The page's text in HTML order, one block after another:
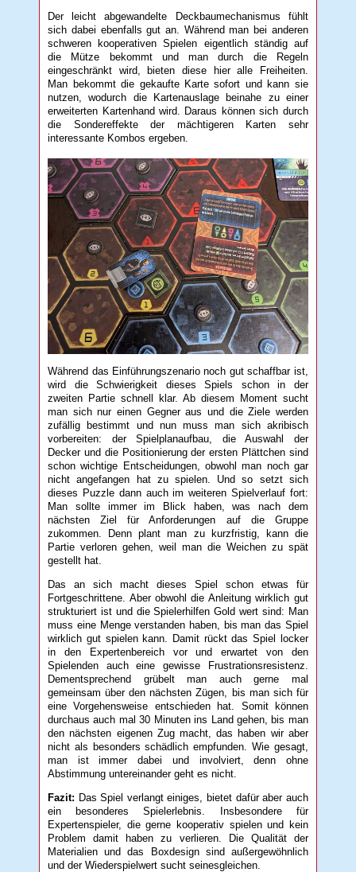
Der leicht abgewandelte Deckbaumechanismus fühlt
sich dabei ebenfalls gut an. Während man bei anderen
schweren kooperativen Spielen eigentlich ständig auf
die Mütze bekommt und man durch die Regeln
eingeschränkt wird, bieten diese hier alle Freiheiten.
Man bekommt die gekaufte Karte sofort und kann sie
nutzen, wodurch die Kartenauslage beinahe zu einer
erweiterten Kartenhand wird. Daraus können sich durch
die Sondereffekte der mächtigeren Karten sehr
interessante Kombos ergeben.
Während das Einführungszenario noch gut schaffbar ist,
wird die Schwierigkeit dieses Spiels schon in der
zweiten Partie schnell klar. Ab diesem Moment sucht
man sich nur einen Gegner aus und die Ziele werden
zufällig bestimmt und nun muss man sich akribisch
vorbereiten: der Spielplanaufbau, die Auswahl der
Decker und die Positionierung der ersten Plättchen sind
schon wichtige Entscheidungen, obwohl man noch gar
nicht angefangen hat zu spielen. Und so setzt sich
dieses Puzzle dann auch im weiteren Spielverlauf fort:
Man sollte immer im Blick haben, was nach dem
nächsten Ziel für Anforderungen auf die Gruppe
zukommen. Denn plant man zu kurzfristig, kann die
Partie verloren gehen, weil man die Weichen zu spät
gestellt hat.
Das an sich macht dieses Spiel schon etwas für
Fortgeschrittene. Aber obwohl die Anleitung wirklich gut
strukturiert ist und die Spielerhilfen Gold wert sind: Man
muss eine Menge verstanden haben, bis man das Spiel
wirklich gut spielen kann. Damit rückt das Spiel locker
in den Expertenbereich vor und erwartet von den
Spielenden auch eine gewisse Frustrationsresistenz.
Dementsprechend grübelt man auch gerne mal
gemeinsam über den nächsten Zügen, bis man sich für
eine Vorgehensweise entschieden hat. Somit können
durchaus auch mal 30 Minuten ins Land gehen, bis man
den nächsten eigenen Zug macht, das haben wir aber
nicht als besonders schädlich empfunden. Wie gesagt,
man ist immer dabei und involviert, denn ohne
Abstimmung untereinander geht es nicht.
Fazit: Das Spiel verlangt einiges, bietet dafür aber auch
ein besonderes Spielerlebnis. Insbesondere für
Expertenspieler, die gerne kooperativ spielen und kein
Problem damit haben zu verlieren. Die Qualität der
Materialien und das Boxdesign sind außergewöhnlich
und der Wiederspielwert sucht seinesgleichen.